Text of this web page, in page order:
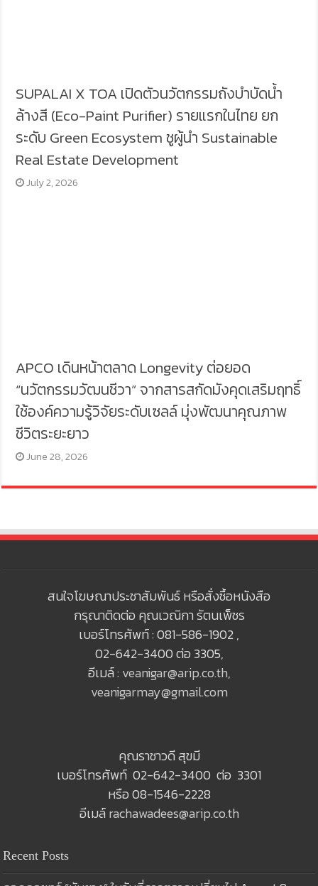
SUPALAI X TOA เปิดตัวนวัตกรรมถังบำบัดน้ำ
ล้างสี (Eco-Paint Purifier) รายแรกในไทย ยก
ระดับ Green Ecosystem ชูผู้นำ Sustainable
Real Estate Development
July 2, 2026
APCO เดินหน้าตลาด Longevity ต่อยอด
“นวัตกรรมวัฒนชีวา” จากสารสกัดมังคุดเสริมฤทธิ์
ใช้องค์ความรู้วิจัยระดับเซลล์ มุ่งพัฒนาคุณภาพ
ชีวิตระยะยาว
June 28, 2026
สนใจโฆษณาประชาสัมพันธ์ หรือสั่งซื้อหนังสือ
กรุณาติดต่อ คุณเวณิกา รัตนเพ็ชร
เบอร์โทรศัพท์ : 081-586-1902 ,
02-642-3400 ต่อ 3305,
อีเมล์ : veanigar@arip.co.th,
veanigarmay@gmail.com
คุณราชาวดี สุขมี
เบอร์โทรศัพท์ 02-642-3400 ต่อ 3301
หรือ 08-1546-2228
อีเมล์rachawadees@arip.co.th
Recent Posts